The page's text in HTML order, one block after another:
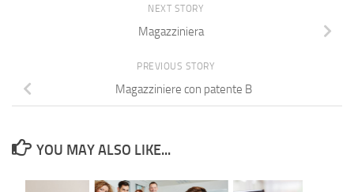
NEXT STORY
Magazziniera
PREVIOUS STORY
Magazziniere con patente B
YOU MAY ALSO LIKE...